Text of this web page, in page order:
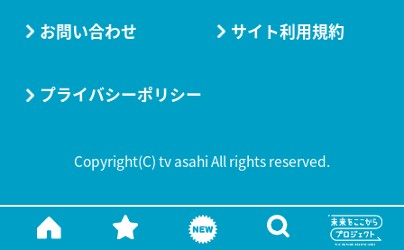
お問い合わせ サイト利用規約
プライバシーポリシー
Copyright(C) tv asahi All rights reserved.